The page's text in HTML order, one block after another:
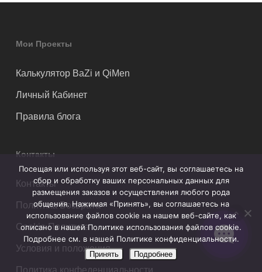
Мои Проекты
Калькулятор BaZi и QiMen
Личный Кабинет
Правила блога
Контакты
Контакты
Политика Возврата
Cookie Политика
Условия и положения
Политика конфеденциальности
Посещая или используя этот веб-сайт, вы соглашаетесь на
сбор и обработку ваших персональных данных для
размещения заказов и осуществления любого рода
общения. Нажимая «Принять», вы соглашаетесь на
использование файлов cookie на нашем веб-сайте, как
описано в нашей Политике использования файлов cookie.
Подробнее см. в нашей Политике конфиденциальности.
Принять Подробнее